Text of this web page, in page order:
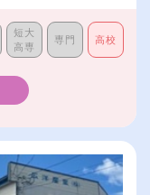
短大
高専
専門 高校